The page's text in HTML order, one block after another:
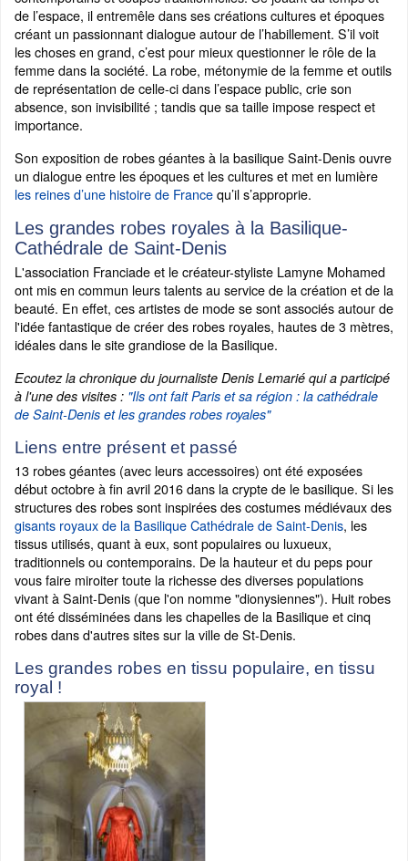
de l’espace, il entremêle dans ses créations cultures et époques
créant un passionnant dialogue autour de l’habillement. S’il voit
les choses en grand, c’est pour mieux questionner le rôle de la
femme dans la société. La robe, métonymie de la femme et outils
de représentation de celle-ci dans l’espace public, crie son
absence, son invisibilité ; tandis que sa taille impose respect et
importance.
Son exposition de robes géantes à la basilique Saint-Denis ouvre
un dialogue entre les époques et les cultures et met en lumière
les reines d’une histoire de Francequ’il s’approprie.
Les grandes robes royales à la Basilique-
Cathédrale de Saint-Denis
L'association Franciade et le créateur-styliste Lamyne Mohamed
ont mis en commun leurs talents au service de la création et de la
beauté. En effet, ces artistes de mode se sont associés autour de
l'idée fantastique de créer des robes royales, hautes de 3 mètres,
idéales dans le site grandiose de la Basilique.
Ecoutez la chronique du journaliste Denis Lemarié qui a participé
à l'une des visites : "Ils ont fait Paris et sa région : la cathédrale
de Saint-Denis et les grandes robes royales"
Liens entre présent et passé
13 robes géantes (avec leurs accessoires) ont été exposées
début octobre à fin avril 2016 dans la crypte de le basilique. Si les
structures des robes sont inspirées des costumes médiévaux des
gisants royaux de la Basilique Cathédrale de Saint-Denis, les
tissus utilisés, quant à eux, sont populaires ou luxueux,
traditionnels ou contemporains. De la hauteur et du peps pour
vous faire miroiter toute la richesse des diverses populations
vivant à Saint-Denis (que l'on nomme "dionysiennes"). Huit robes
ont été disséminées dans les chapelles de la Basilique et cinq
robes dans d'autres sites sur la ville de St-Denis.
Les grandes robes en tissu populaire, en tissu
royal !